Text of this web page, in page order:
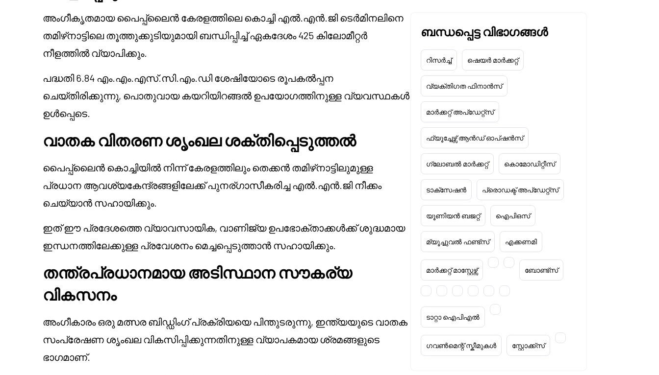
അംഗീകൃതമായ പൈപ്പ്‌ലൈൻ കേരളത്തിലെ കൊച്ചി എൽ.എൻ.ജി ടെർമിനലിനെ
തമിഴ്‌നാട്ടിലെ തൂത്തുക്കുടിയുമായി ബന്ധിപ്പിച്ച് ഏകദേശം 425 കിലോമീറ്റർ
നീളത്തിൽ വ്യാപിക്കും.
പദ്ധതി 6.84 എം.എം.എസ്.സി.എം.ഡി ശേഷിയോടെ രൂപകൽപ്പന
ചെയ്തിരിക്കുന്നു, പൊതുവായ കയറിയിറങ്ങൽ ഉപയോഗത്തിനുള്ള വ്യവസ്ഥകൾ
ഉൾപ്പെടെ.
വാതക വിതരണ ശൃംഖല ശക്തിപ്പെടുത്തൽ
പൈപ്പ്‌ലൈൻ കൊച്ചിയിൽ നിന്ന് കേരളത്തിലും തെക്കൻ തമിഴ്‌നാട്ടിലുമുള്ള
പ്രധാന ആവശ്യകേന്ദ്രങ്ങളിലേക്ക് പുനര്ഗാസീകരിച്ച എൽ.എൻ.ജി നീക്കം
ചെയ്യാൻ സഹായിക്കും.
ഇത് ഈ പ്രദേശത്തെ വ്യാവസായിക, വാണിജ്യ ഉപഭോക്താക്കൾക്ക് ശുദ്ധമായ
ഇന്ധനത്തിലേക്കുള്ള പ്രവേശനം മെച്ചപ്പെടുത്താൻ സഹായിക്കും.
തന്ത്രപ്രധാനമായ അടിസ്ഥാന സൗകര്യ
വികസനം
അംഗീകാരം ഒരു മത്സര ബിഡ്ഡിംഗ് പ്രക്രിയയെ പിന്തുടരുന്നു, ഇന്ത്യയുടെ വാതക
സംപ്രേഷണ ശൃംഖല വികസിപ്പിക്കുന്നതിനുള്ള വ്യാപകമായ ശ്രമങ്ങളുടെ
ഭാഗമാണ്.
ബന്ധപ്പെട്ട വിഭാഗങ്ങൾ
റിസർച്ച് ഷെയർ മാർക്കറ്റ്
വ്യക്തിഗത ഫിനാൻസ്
മാർക്കറ്റ് അപ്‌ഡേറ്റ്സ്
ഫ്യൂച്ചേഴ്സ് ആൻഡ് ഓപ്ഷൻസ്
ഗ്ലോബൽ മാർക്കറ്റ് കൊമോഡിറ്റീസ്
ടാക്‌സേഷൻ പ്രൊഡക്ട് അപ്‌ഡേറ്റ്സ്
യൂണിയൻ ബജറ്റ് ഐപിഒസ്
മ്യൂച്ചുവൽ ഫണ്ട്സ് എക്കണമി
മാർക്കറ്റ് മാസ്റ്റേഴ്സ് ബോണ്ട്സ്
ടാറ്റാ ഐപിഎൽ
ഗവൺമെന്റ് സ്കീമുകൾ സ്റ്റോക്ക്‌സ്